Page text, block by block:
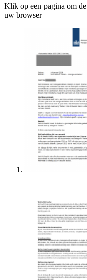
Klik op een pagina om
uw browser